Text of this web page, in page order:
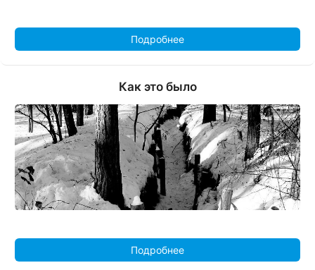
Подробнее
Как это было
Подробнее